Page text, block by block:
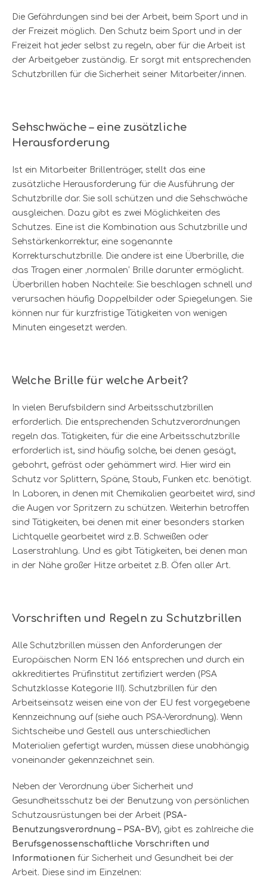
Die Gefährdungen sind bei der Arbeit, beim Sport und in
der Freizeit möglich. Den Schutz beim Sport und in der
Freizeit hat jeder selbst zu regeln, aber für die Arbeit ist
der Arbeitgeber zuständig. Er sorgt mit entsprechenden
Schutzbrillen für die Sicherheit seiner Mitarbeiter/innen.
Sehschwäche – eine zusätzliche
Herausforderung
Ist ein Mitarbeiter Brillenträger, stellt das eine
zusätzliche Herausforderung für die Ausführung der
Schutzbrille dar. Sie soll schützen und die Sehschwäche
ausgleichen. Dazu gibt es zwei Möglichkeiten des
Schutzes. Eine ist die Kombination aus Schutzbrille und
Sehstärkenkorrektur, eine sogenannte
Korrekturschutzbrille. Die andere ist eine Überbrille, die
das Tragen einer ‚normalen‘ Brille darunter ermöglicht.
Überbrillen haben Nachteile: Sie beschlagen schnell und
verursachen häufig Doppelbilder oder Spiegelungen. Sie
können nur für kurzfristige Tätigkeiten von wenigen
Minuten eingesetzt werden.
Welche Brille für welche Arbeit?
In vielen Berufsbildern sind Arbeitsschutzbrillen
erforderlich. Die entsprechenden Schutzverordnungen
regeln das. Tätigkeiten, für die eine Arbeitsschutzbrille
erforderlich ist, sind häufig solche, bei denen gesägt,
gebohrt, gefräst oder gehämmert wird. Hier wird ein
Schutz vor Splittern, Späne, Staub, Funken etc. benötigt.
In Laboren, in denen mit Chemikalien gearbeitet wird, sind
die Augen vor Spritzern zu schützen. Weiterhin betroffen
sind Tätigkeiten, bei denen mit einer besonders starken
Lichtquelle gearbeitet wird z.B. Schweißen oder
Laserstrahlung. Und es gibt Tätigkeiten, bei denen man
in der Nähe großer Hitze arbeitet z.B. Öfen aller Art.
Vorschriften und Regeln zu Schutzbrillen
Alle Schutzbrillen müssen den Anforderungen der
Europäischen Norm EN 166 entsprechen und durch ein
akkreditiertes Prüfinstitut zertifiziert werden (PSA
Schutzklasse Kategorie III). Schutzbrillen für den
Arbeitseinsatz weisen eine von der EU fest vorgegebene
Kennzeichnung auf (siehe auch PSA-Verordnung). Wenn
Sichtscheibe und Gestell aus unterschiedlichen
Materialien gefertigt wurden, müssen diese unabhängig
voneinander gekennzeichnet sein.
Neben der Verordnung über Sicherheit und
Gesundheitsschutz bei der Benutzung von persönlichen
Schutzausrüstungen bei der Arbeit ( PSA-
Benutzungsverordnung – PSA-BV), gibt es zahlreiche die
Berufsgenossenschaftliche Vorschriften und
Informationen für Sicherheit und Gesundheit bei der
Arbeit. Diese sind im Einzelnen: